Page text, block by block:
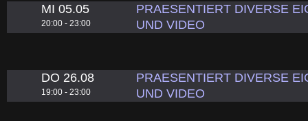
MI 05.05
20:00 - 23:00
PRAESENTIERT DIVERSE
UND VIDEO
DO 26.08
19:00 - 23:00
PRAESENTIERT DIVERSE
UND VIDEO